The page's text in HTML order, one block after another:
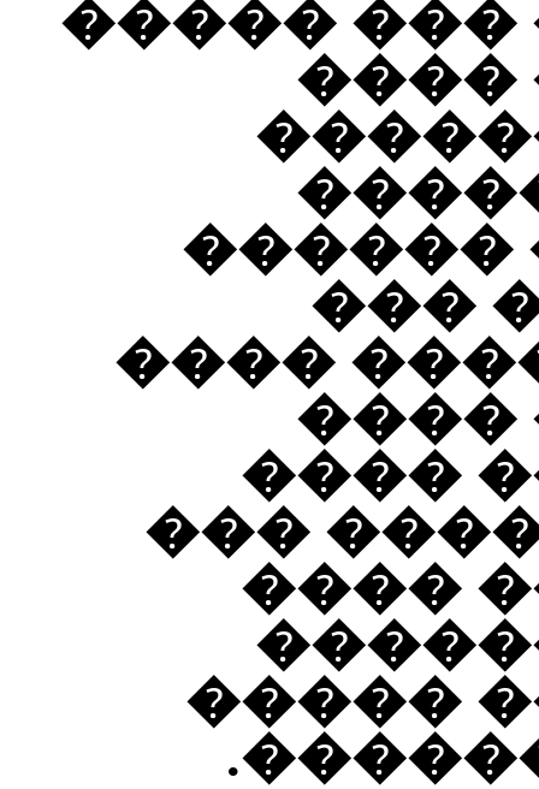
����� ���
����
������
���
�������� ������ɡ ����
��
�����
�����
���
����
����